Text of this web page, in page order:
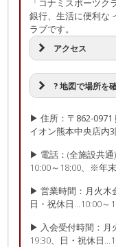
「コナミスポーツ
銀行、生活に便利な
ラブです。
アクセス
? 地図で場所を
▶ 住所：〒862-0971
イオン熊本中央店内
▶ 電話：(全施設共通
10:00～18:00、※年
▶ 営業時間：月火木
日・祝休日…10:00～
▶ 入会受付時間：月
19:30、日・祝休日